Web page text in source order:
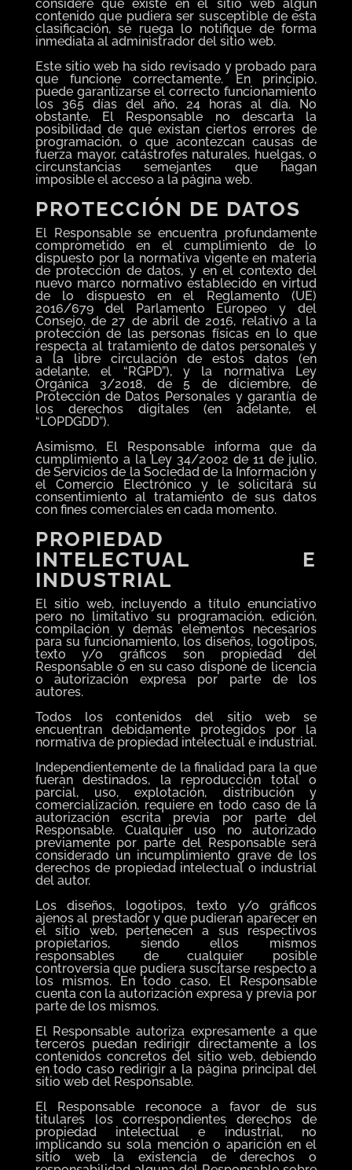
considere que existe en el sitio web algún
contenido que pudiera ser susceptible de esta
clasificación, se ruega lo notifique de forma
inmediata al administrador del sitio web.
Este sitio web ha sido revisado y probado para
que funcione correctamente. En principio,
puede garantizarse el correcto funcionamiento
los 365 días del año, 24 horas al día. No
obstante, El Responsable no descarta la
posibilidad de que existan ciertos errores de
programación, o que acontezcan causas de
fuerza mayor, catástrofes naturales, huelgas, o
circunstancias semejantes que hagan
imposible el acceso a la página web.
PROTECCIÓN DE DATOS
El Responsable se encuentra profundamente
comprometido en el cumplimiento de lo
dispuesto por la normativa vigente en materia
de protección de datos, y en el contexto del
nuevo marco normativo establecido en virtud
de lo dispuesto en el Reglamento (UE)
2016/679 del Parlamento Europeo y del
Consejo, de 27 de abril de 2016, relativo a la
protección de las personas físicas en lo que
respecta al tratamiento de datos personales y
a la libre circulación de estos datos (en
adelante, el “RGPD”), y la normativa Ley
Orgánica 3/2018, de 5 de diciembre, de
Protección de Datos Personales y garantía de
los derechos digitales (en adelante, el
“LOPDGDD”).
Asimismo, El Responsable informa que da
cumplimiento a la Ley 34/2002 de 11 de julio,
de Servicios de la Sociedad de la Información y
el Comercio Electrónico y le solicitará su
consentimiento al tratamiento de sus datos
con fines comerciales en cada momento.
PROPIEDAD
INTELECTUAL E
INDUSTRIAL
El sitio web, incluyendo a título enunciativo
pero no limitativo su programación, edición,
compilación y demás elementos necesarios
para su funcionamiento, los diseños, logotipos,
texto y/o gráficos son propiedad del
Responsable o en su caso dispone de licencia
o autorización expresa por parte de los
autores.
Todos los contenidos del sitio web se
encuentran debidamente protegidos por la
normativa de propiedad intelectual e industrial.
Independientemente de la finalidad para la que
fueran destinados, la reproducción total o
parcial, uso, explotación, distribución y
comercialización, requiere en todo caso de la
autorización escrita previa por parte del
Responsable. Cualquier uso no autorizado
previamente por parte del Responsable será
considerado un incumplimiento grave de los
derechos de propiedad intelectual o industrial
del autor.
Los diseños, logotipos, texto y/o gráficos
ajenos al prestador y que pudieran aparecer en
el sitio web, pertenecen a sus respectivos
propietarios, siendo ellos mismos
responsables de cualquier posible
controversia que pudiera suscitarse respecto a
los mismos. En todo caso, El Responsable
cuenta con la autorización expresa y previa por
parte de los mismos.
El Responsable autoriza expresamente a que
terceros puedan redirigir directamente a los
contenidos concretos del sitio web, debiendo
en todo caso redirigir a la página principal del
sitio web del Responsable.
El Responsable reconoce a favor de sus
titulares los correspondientes derechos de
propiedad intelectual e industrial, no
implicando su sola mención o aparición en el
sitio web la existencia de derechos o